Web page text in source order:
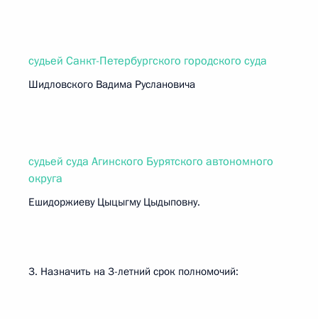
судьей Санкт-Петербургского городского суда
Шидловского Вадима Руслановича
судьей суда Агинского Бурятского автономного
округа
Ешидоржиеву Цыцыгму Цыдыповну.
3. Назначить на 3-летний срок полномочий: